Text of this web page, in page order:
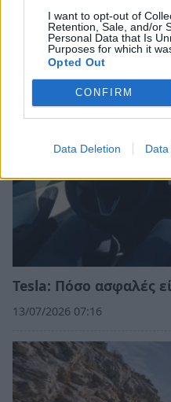
I want to opt-out of
Retention, Sale, and/or
Personal Data that Is
Purposes for which it
Opted Out
CONFIRM
Data Deletion Data
Σχετικά Άρθρα
Tesla: Πόσο ασφαλές
13/07/2026 07:16